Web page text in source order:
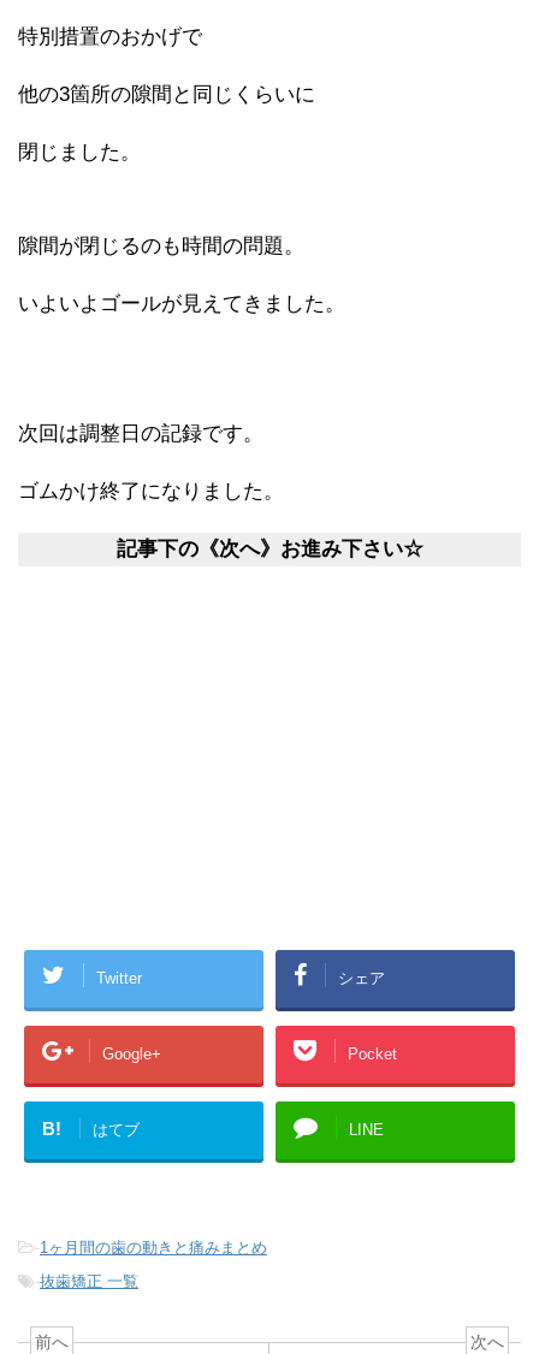
特別措置のおかげで
他の3箇所の隙間と同じくらいに
閉じました。
隙間が閉じるのも時間の問題。
いよいよゴールが見えてきました。
次回は調整日の記録です。
ゴムかけ終了になりました。
記事下の《次へ》お進み下さい☆
Twitter シェア
Google+ Pocket
B! はてブ LINE
-1ヶ月間の歯の動きと痛みまとめ
-抜歯矯正 一覧
前へ 次へ